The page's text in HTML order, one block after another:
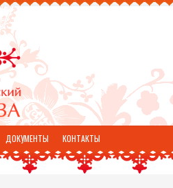
ДОКУМЕНТЫ КОНТАКТЫ